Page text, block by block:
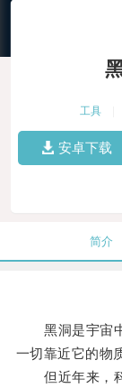
工具
安卓下载
简介
黑洞是宇宙中
一切靠近它的物
但近年来，科